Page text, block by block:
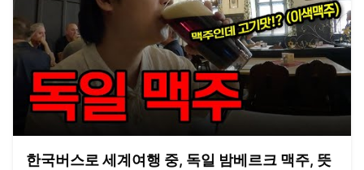
한국버스로 세계여행 중, 독일 밤베르크 맥주, 뜻